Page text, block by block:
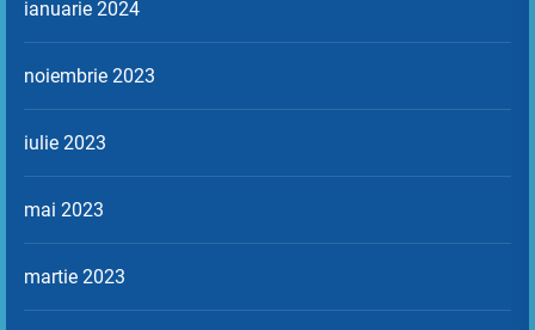
ianuarie 2024
noiembrie 2023
iulie 2023
mai 2023
martie 2023